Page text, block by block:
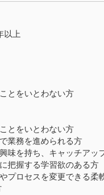
以上
とをいとわない方
とをいとわない方
業務を進められる方
味を持ち、キャッチアッ
把握する学習欲のある方
プロセスを変更できる柔